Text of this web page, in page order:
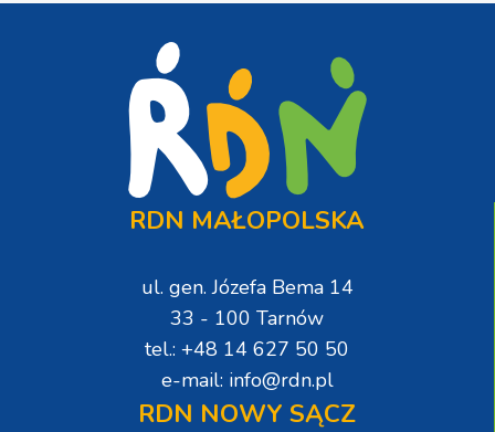
RDN MAŁOPOLSKA
ul. gen. Józefa Bema 14
33 - 100 Tarnów
tel.: +48 14 627 50 50
e-mail: info@rdn.pl
RDN NOWY SĄCZ